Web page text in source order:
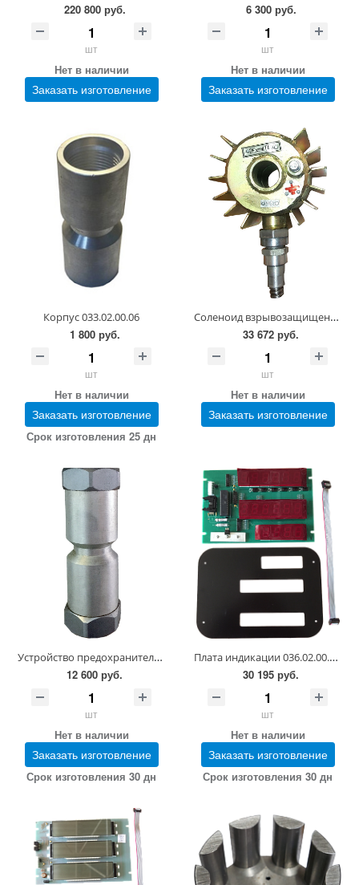
220 800 руб.
шт
Нет в наличии
Заказать изготовление
6 300 руб.
шт
Нет в наличии
Заказать изготовление
Корпус 033.02.00.06
1 800 руб.
шт
Нет в наличии
Заказать изготовление
Срок изготовления 25 дн
Соленоид взрывозащищенный СВ-2 3Ш5.125.004-01
33 672 руб.
шт
Нет в наличии
Заказать изготовление
Устройство предохранительное 033.02.00.00 ЗЧ
12 600 руб.
шт
Нет в наличии
Заказать изготовление
Срок изготовления 30 дн
Плата индикации 036.02.00.00-01 (в сборе; в упаковке)
30 195 руб.
шт
Нет в наличии
Заказать изготовление
Срок изготовления 30 дн